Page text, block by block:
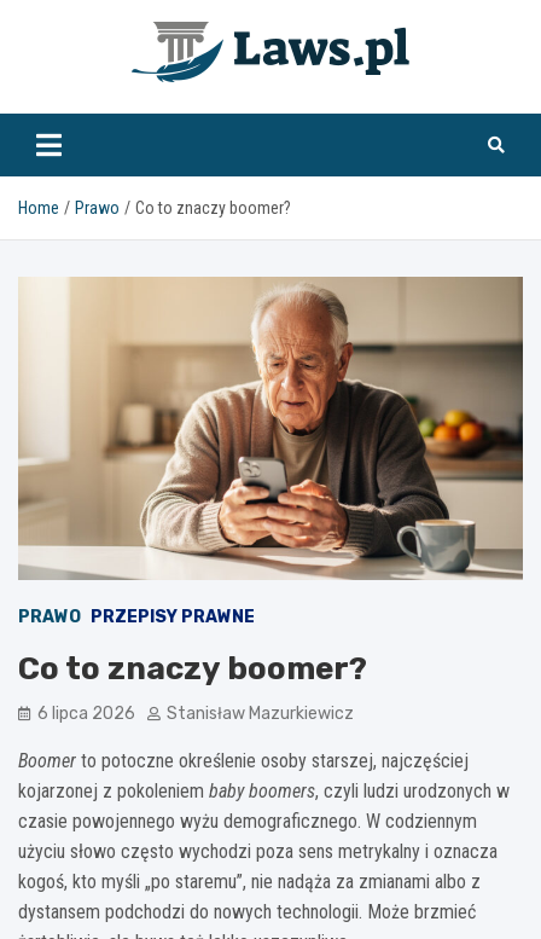
www.laws.pl
Home Prawo Co to znaczy boomer?
PRAWO PRZEPISY PRAWNE
Co to znaczy boomer?
6 lipca 2026 Stanisław Mazurkiewicz
Boomer to potoczne określenie osoby starszej, najczęściej
kojarzonej z pokoleniem baby boomers, czyli ludzi urodzonych w
czasie powojennego wyżu demograficznego. W codziennym
użyciu słowo często wychodzi poza sens metrykalny i oznacza
kogoś, kto myśli „po staremu”, nie nadąża za zmianami albo z
dystansem podchodzi do nowych technologii. Może brzmieć